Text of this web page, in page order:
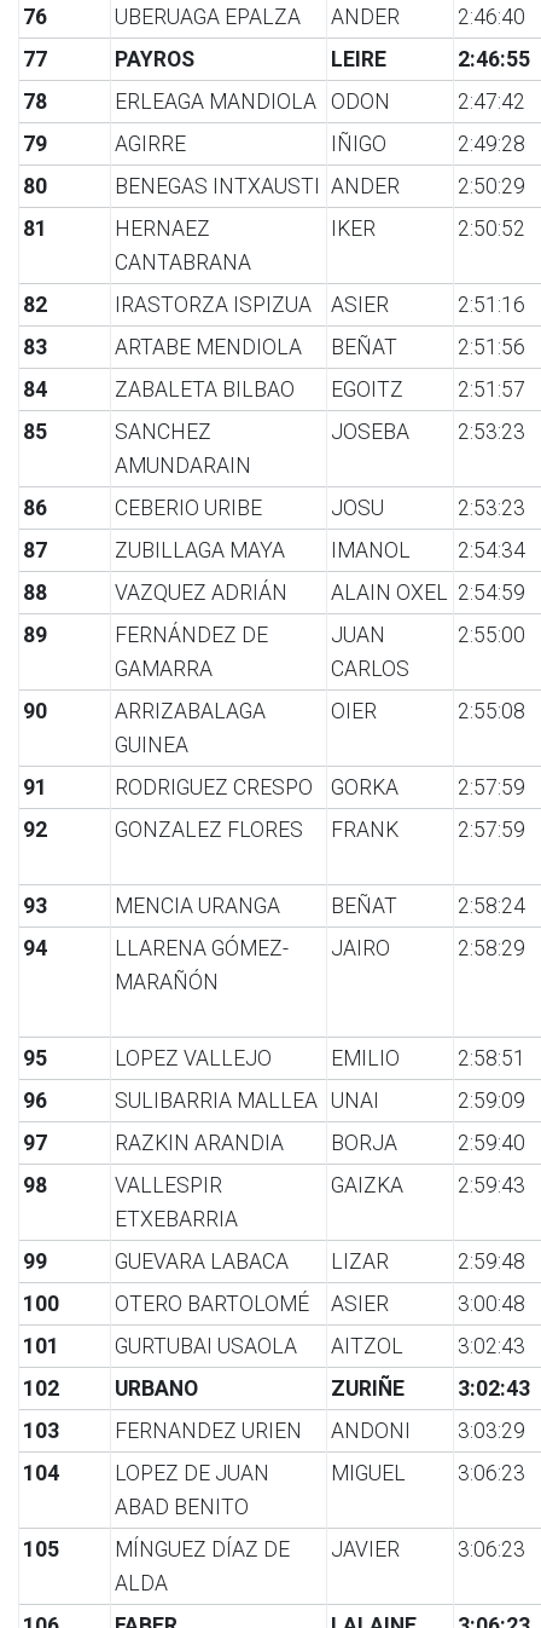
76
UBERUAGA EPALZA ANDER
2:46:40
77
PAYROS LEIRE
2:46:55
78
ERLEAGA MANDIOLA ODON
2:47:42
79
AGIRRE IÑIGO
2:49:28
80
BENEGAS INTXAUSTI ANDER
2:50:29
81
HERNAEZ
CANTABRANA
IKER 2:50:52
82 IRASTORZA ISPIZUA ASIER
2:51:16
83
ARTABE MENDIOLA BEÑAT
2:51:56
84
ZABALETA BILBAO EGOITZ
2:51:57
85
SANCHEZ
AMUNDARAIN
JOSEBA 2:53:23
86 CEBERIO URIBE JOSU
2:53:23
87
ZUBILLAGA MAYA IMANOL
2:54:34
88
VAZQUEZ ADRIÁN ALAIN OXEL
2:54:59
89
FERNÁNDEZ DE
GAMARRA
JUAN
CARLOS
2:55:00
90
ARRIZABALAGA
GUINEA
OIER 2:55:08
91 RODRIGUEZ CRESPO GORKA
2:57:59
92
GONZALEZ FLORES FRANK 2:57:59
93 MENCIA URANGA BEÑAT
2:58:24
94
LLARENA GÓMEZ-
MARAÑÓN
JAIRO 2:58:29
95 LOPEZ VALLEJO EMILIO
2:58:51
96
SULIBARRIA MALLEA UNAI
2:59:09
97
RAZKIN ARANDIA BORJA
2:59:40
98
VALLESPIR
ETXEBARRIA
GAIZKA 2:59:43
99 GUEVARA LABACA LIZAR
2:59:48
100
OTERO BARTOLOMÉ ASIER
3:00:48
101
GURTUBAI USAOLA AITZOL
3:02:43
102
URBANO ZURIÑE
3:02:43
103
FERNANDEZ URIEN ANDONI
3:03:29
104
LOPEZ DE JUAN
ABAD BENITO
MIGUEL 3:06:23
105
MÍNGUEZ DÍAZ DE
ALDA
JAVIER 3:06:23